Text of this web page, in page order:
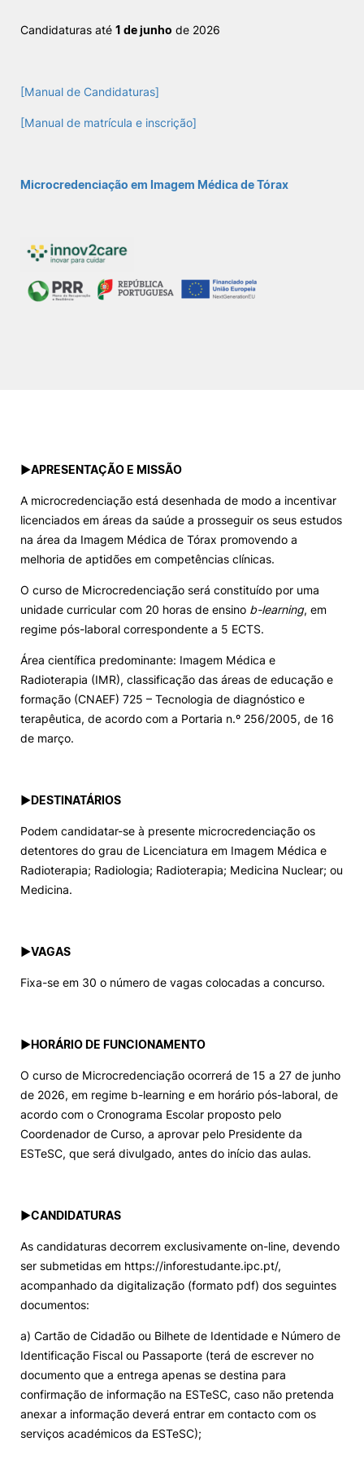
Candidaturas até 1 de junho de 2026
[Manual de Candidaturas]
[Manual de matrícula e inscrição]
Microcredenciação em Imagem Médica de Tórax
►APRESENTAÇÃO E MISSÃO
A microcredenciação está desenhada de modo a incentivar
licenciados em áreas da saúde a prosseguir os seus estudos
na área da Imagem Médica de Tórax promovendo a
melhoria de aptidões em competências clínicas.
O curso de Microcredenciação será constituído por uma
unidade curricular com 20 horas de ensino b-learning, em
regime pós-laboral correspondente a 5 ECTS.
Área científica predominante: Imagem Médica e
Radioterapia (IMR), classificação das áreas de educação e
formação (CNAEF) 725 – Tecnologia de diagnóstico e
terapêutica, de acordo com a Portaria n.º 256/2005, de 16
de março.
►DESTINATÁRIOS
Podem candidatar-se à presente microcredenciação os
detentores do grau de Licenciatura em Imagem Médica e
Radioterapia; Radiologia; Radioterapia; Medicina Nuclear; ou
Medicina.
►VAGAS
Fixa-se em 30 o número de vagas colocadas a concurso.
►HORÁRIO DE FUNCIONAMENTO
O curso de Microcredenciação ocorrerá de 15 a 27 de junho
de 2026, em regime b-learning e em horário pós-laboral, de
acordo com o Cronograma Escolar proposto pelo
Coordenador de Curso, a aprovar pelo Presidente da
ESTeSC, que será divulgado, antes do início das aulas.
►CANDIDATURAS
As candidaturas decorrem exclusivamente on-line, devendo
ser submetidas em https://inforestudante.ipc.pt/,
acompanhado da digitalização (formato pdf) dos seguintes
documentos:
a) Cartão de Cidadão ou Bilhete de Identidade e Número de
Identificação Fiscal ou Passaporte (terá de escrever no
documento que a entrega apenas se destina para
confirmação de informação na ESTeSC, caso não pretenda
anexar a informação deverá entrar em contacto com os
serviços académicos da ESTeSC);